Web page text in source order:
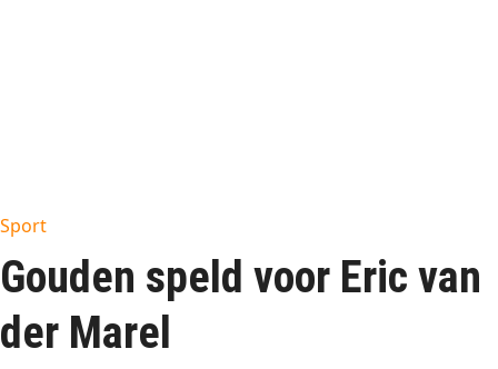
Sport
Gouden speld voor Eric van
der Marel